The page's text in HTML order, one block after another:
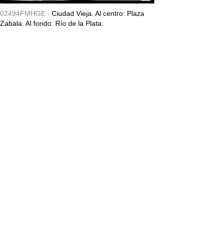
02494FMHGE - Ciudad Vieja. Al centro: Plaza
Zabala. Al fondo: Río de la Plata.